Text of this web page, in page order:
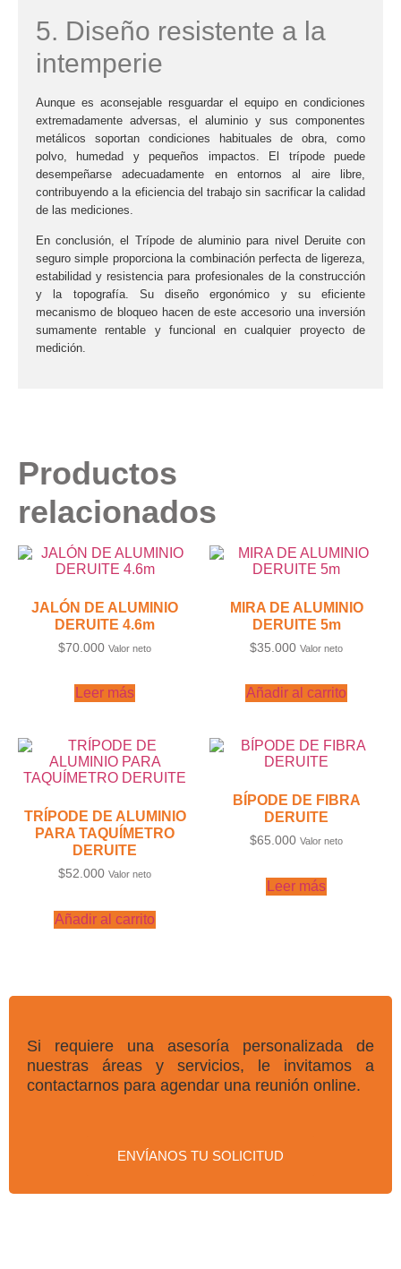
5. Diseño resistente a la
intemperie
Aunque es aconsejable resguardar el equipo en condiciones
extremadamente adversas, el aluminio y sus componentes
metálicos soportan condiciones habituales de obra, como
polvo, humedad y pequeños impactos. El trípode puede
desempeñarse adecuadamente en entornos al aire libre,
contribuyendo a la eficiencia del trabajo sin sacrificar la calidad
de las mediciones.
En conclusión, el Trípode de aluminio para nivel Deruitecon
seguro simple proporciona la combinación perfecta de ligereza,
estabilidad y resistencia para profesionales de la construcción
y la topografía. Su diseño ergonómico y su eficiente
mecanismo de bloqueo hacen de este accesorio una inversión
sumamente rentable y funcional en cualquier proyecto de
medición.
Productos
relacionados
JALÓN DE ALUMINIO
DERUITE 4.6m
$70.000 Valor neto
Leer más
MIRA DE ALUMINIO
DERUITE 5m
$35.000 Valor neto
Añadir al carrito
TRÍPODE DE ALUMINIO
PARA TAQUÍMETRO
DERUITE
$52.000 Valor neto
Añadir al carrito
BÍPODE DE FIBRA
DERUITE
$65.000 Valor neto
Leer más
Si requiere una asesoría personalizada de
nuestras áreas y servicios, le invitamos a
contactarnos para agendar una reunión online.
ENVÍANOS TU SOLICITUD